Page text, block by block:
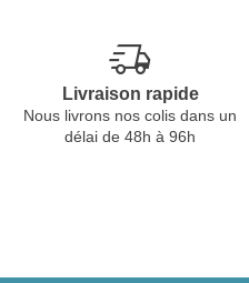
delivery_truck_speed
Livraison rapide
Nous livrons nos colis dans un
délai de 48h à 96h